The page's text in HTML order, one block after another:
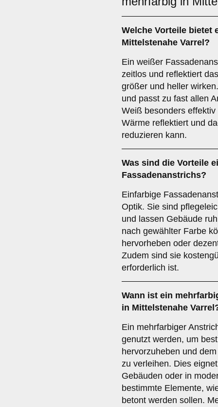
Welche Vorteile bietet
Mittelstenahe Varrel?
Ein weißer
zeitlos und reflektiert
größer und heller
und passt zu fast allen
Weiß besonders
Wärme reflektiert und
reduzieren kann.
Was sind die Vorteile
Fassadenanstrichs?
Einfarbige
Optik. Sie sind
und lassen Gebäude
nach gewählter Farbe
hervorheben oder
Zudem sind sie
erforderlich ist.
Wann ist ein
in Mittelstenahe
Ein mehrfarbiger
genutzt werden, um
hervorzuheben und
zu verleihen. Dies
Gebäuden oder in
bestimmte Elemente,
betont werden sollen.